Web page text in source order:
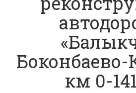
Боконбаево-
км 0-